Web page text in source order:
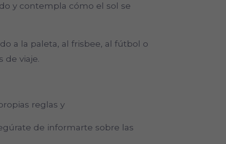
y contempla cómo el sol se
a la paleta, al frisbee, al fútbol o
de viaje.
reglas y
de informarte sobre las